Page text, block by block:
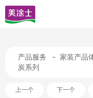
产品服务 - 家装产品
炭系列
上一个 下一个